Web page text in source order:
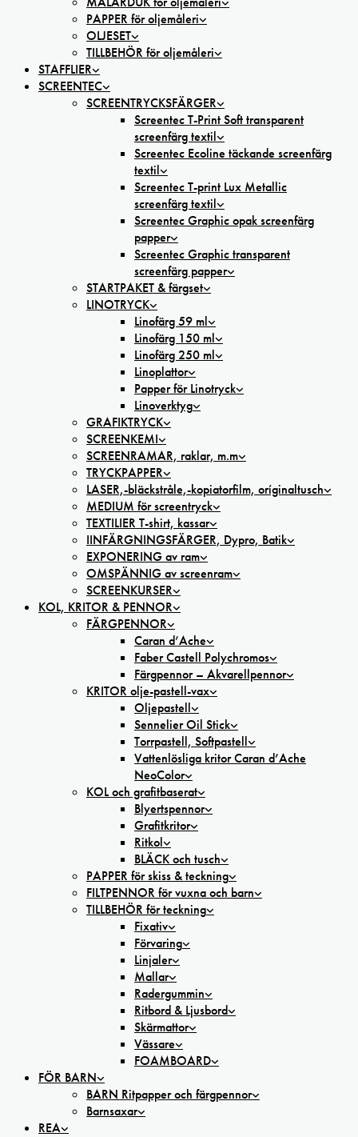
PAPPER för oljemåleri
OLJESET
TILLBEHÖR för oljemåleri
STAFFLIER
SCREENTEC
SCREENTRYCKSFÄRGER
Screentec T-Print Soft transparent
screenfärg textil
Screentec Ecoline täckande screenfärg
textil
Screentec T-print Lux Metallic
screenfärg textil
Screentec Graphic opak screenfärg
papper
Screentec Graphic transparent
screenfärg papper
STARTPAKET & färgset
LINOTRYCK
Linofärg 59 ml
Linofärg 150 ml
Linofärg 250 ml
Linoplattor
Papper för Linotryck
Linoverktyg
GRAFIKTRYCK
SCREENKEMI
SCREENRAMAR, raklar, m.m
TRYCKPAPPER
LASER,-bläckstråle,-kopiatorfilm, oríginaltusch
MEDIUM för screentryck
TEXTILIER T-shirt, kassar
IINFÄRGNINGSFÄRGER, Dypro, Batik
EXPONERING av ram
OMSPÄNNIG av screenram
SCREENKURSER
KOL, KRITOR & PENNOR
FÄRGPENNOR
Caran d’Ache
Faber Castell Polychromos
Färgpennor – Akvarellpennor
KRITOR olje-pastell-vax
Oljepastell
Sennelier Oil Stick
Torrpastell, Softpastell
Vattenlösliga kritor Caran d’Ache
NeoColor
KOL och grafitbaserat
Blyertspennor
Grafitkritor
Ritkol
BLÄCK och tusch
PAPPER för skiss & teckning
FILTPENNOR för vuxna och barn
TILLBEHÖR för teckning
Fixativ
Förvaring
Linjaler
Mallar
Radergummin
Ritbord & Ljusbord
Skärmattor
Vässare
FOAMBOARD
FÖR BARN
BARN Ritpapper och färgpennor
Barnsaxar
REA